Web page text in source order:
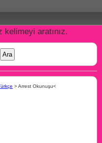
aratınız.
> Arrest Okunuşu<